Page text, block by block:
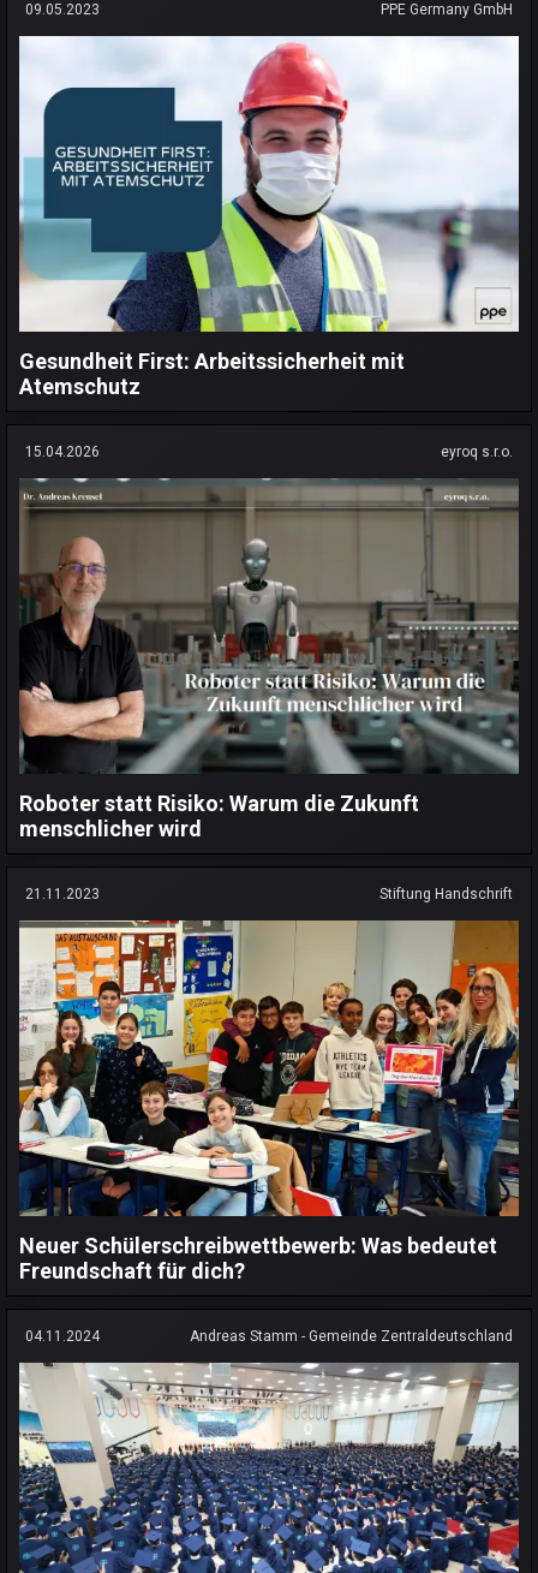
09.05.2023 PPE Germany GmbH
Gesundheit First: Arbeitssicherheit mit
Atemschutz
15.04.2026 eyroq s.r.o.
Roboter statt Risiko: Warum die Zukunft
menschlicher wird
21.11.2023 Stiftung Handschrift
Neuer Schülerschreibwettbewerb: Was bedeutet
Freundschaft für dich?
04.11.2024 Andreas Stamm - Gemeinde Zentraldeutschland